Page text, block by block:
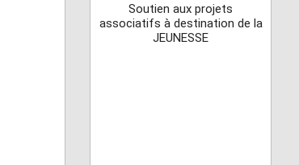
Soutien aux projets
associatifs à destination de la
JEUNESSE